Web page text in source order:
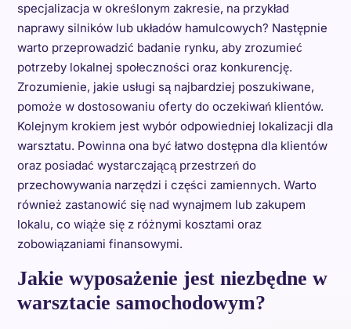
specjalizacja w określonym zakresie, na przykład
naprawy silników lub układów hamulcowych? Następnie
warto przeprowadzić badanie rynku, aby zrozumieć
potrzeby lokalnej społeczności oraz konkurencję.
Zrozumienie, jakie usługi są najbardziej poszukiwane,
pomoże w dostosowaniu oferty do oczekiwań klientów.
Kolejnym krokiem jest wybór odpowiedniej lokalizacji dla
warsztatu. Powinna ona być łatwo dostępna dla klientów
oraz posiadać wystarczającą przestrzeń do
przechowywania narzędzi i części zamiennych. Warto
również zastanowić się nad wynajmem lub zakupem
lokalu, co wiąże się z różnymi kosztami oraz
zobowiązaniami finansowymi.
Jakie wyposażenie jest niezbędne w
warsztacie samochodowym?